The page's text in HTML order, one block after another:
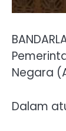
Negara
Dalam